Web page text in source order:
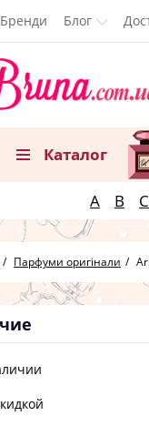
Бренди Блог
Каталог
A B C
Парфуми оригінали